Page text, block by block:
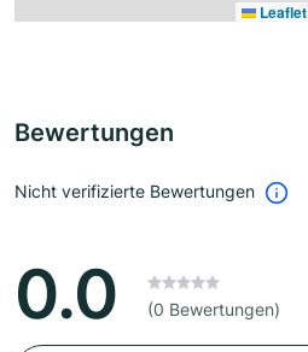
Leaflet
Bewertungen
Nicht verifizierte Bewertungen
0.0 (0 Bewertungen)